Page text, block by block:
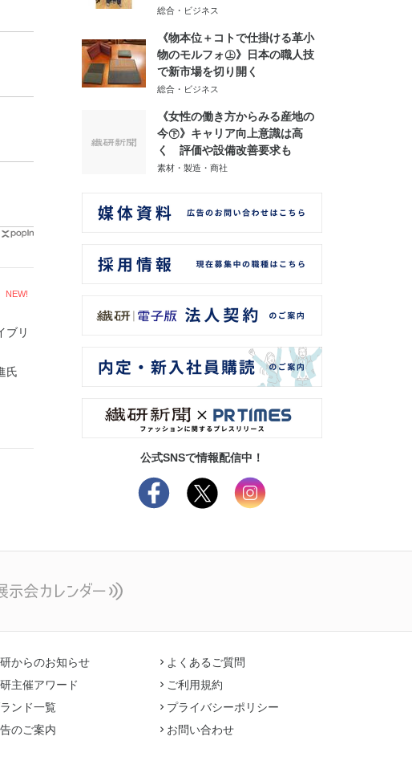
NEW!
ブリ
氏
総合・ビジネス
《物本位＋コトで仕掛ける革小
物のモルフォ㊤》日本の職人技
で新市場を切り開く
総合・ビジネス
《女性の働き方からみる産地の
今㊦》キャリア向上意識は高
く 評価や設備改善要求も
素材・製造・商社
公式SNSで情報配信中！
からのお知らせ
主催アワード
ンド一覧
のご案内
よくあるご質問
ご利用規約
プライバシーポリシー
お問い合わせ